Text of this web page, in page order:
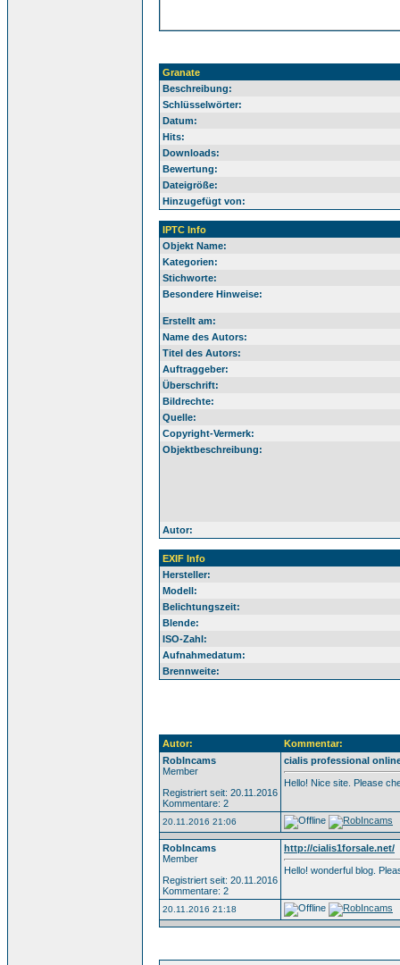
Granate
Beschreibung:
Schlüsselwörter:
Datum:
Hits:
Downloads:
Bewertung:
Dateigröße:
Hinzugefügt von:
IPTC Info
Objekt Name:
Kategorien:
Stichworte:
Besondere Hinweise:
Erstellt am:
Name des Autors:
Titel des Autors:
Auftraggeber:
Überschrift:
Bildrechte:
Quelle:
Copyright-Vermerk:
Objektbeschreibung:
Autor:
EXIF Info
Hersteller:
Modell:
Belichtungszeit:
Blende:
ISO-Zahl:
Aufnahmedatum:
Brennweite:
Autor:
Kommentar:
RobIncams
Member
Registriert seit: 20.11.2016
Kommentare: 2
cialis professional
Hello! Nice site. Please
20.11.2016 21:06
RobIncams
Member
Registriert seit: 20.11.2016
Kommentare: 2
http://cialis1forsale.net/
Hello! wonderful blog.
20.11.2016 21:18